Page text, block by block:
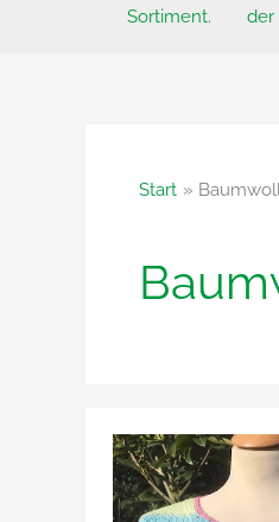
Sortiment. der
Start